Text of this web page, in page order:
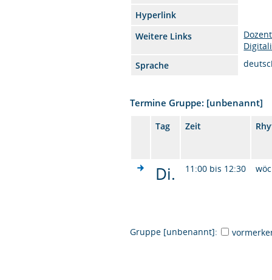
Hyperlink
Weitere Links
Sprache
Termine Gruppe: [unbenannt]
Tag Zeit
Di. 11:00 bis 12:30
Gruppe [unbenannt]: